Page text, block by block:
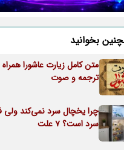
بخوانید
متن کامل زیارت عاشورا همراه
ترجمه و صوت
چرا یخچال سرد نمی‌کند ولی
سرد است؟ 7 علت